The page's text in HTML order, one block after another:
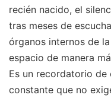
recién nacido, el
tras meses de
órganos internos de
espacio de manera
Es un recordatorio de
constante que no